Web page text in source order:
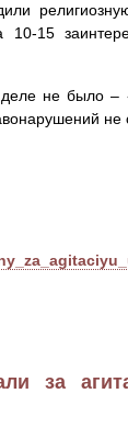
10-15
не было –
не
за